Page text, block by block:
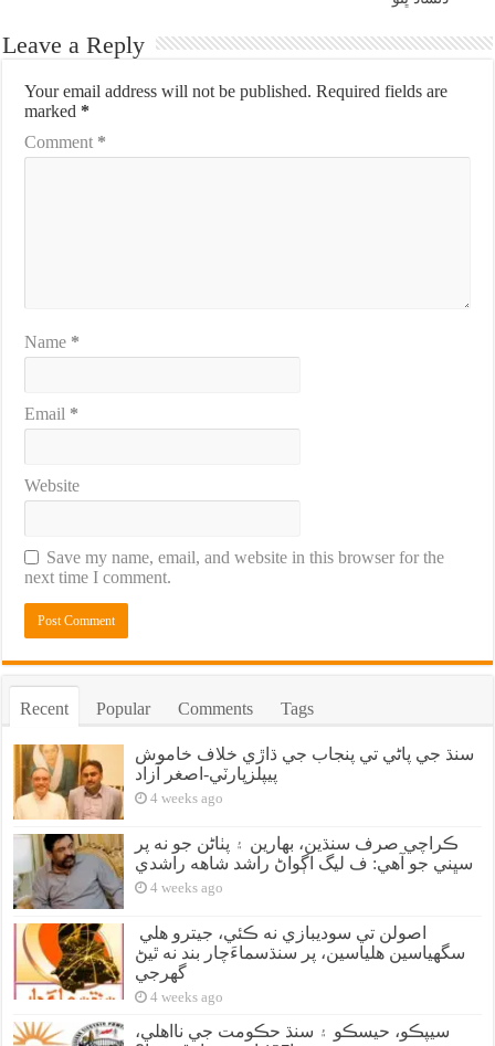
Leave a Reply
Your email address will not be published. Required fields are
marked *
Comment *
Name *
Email *
Website
Save my name, email, and website in this browser for the
next time I comment.
Recent Popular Comments Tags
سنڌ جي پاڻي تي پنجاب جي ڌاڙي خلاف خاموش
پيپلزپارٽي-اصغر آزاد
4 weeks ago
ڪراچي صرف سنڌين، بهارين ۽ پٺاڻن جو نه پر
سڀني جو آهي: ف ليگ اڳواڻ راشد شاهه راشدي
4 weeks ago
سگهياسين هلياسين، پر سنڌسماءَچار بند نه ٿيڻ
گهرجي
4 weeks ago
سيپڪو، حيسڪو ۽ سنڌ حڪومت جي نااهلي،